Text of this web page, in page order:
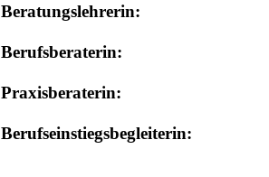
Beratungslehrerin:
Berufsberaterin:
Praxisberaterin:
Berufseinstiegsbegleiterin: